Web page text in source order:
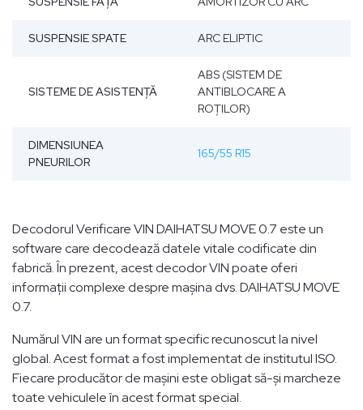
SUSPENSIE SPATE ARC ELIPTIC
SISTEME DE ASISTENȚĂ
ABS (SISTEM DE
ANTIBLOCARE A
ROȚILOR)
DIMENSIUNEA
PNEURILOR
165/55 R15
Decodorul Verificare VIN DAIHATSU MOVE 0.7 este un
software care decodează datele vitale codificate din
fabrică. În prezent, acest decodor VIN poate oferi
informații complexe despre mașina dvs. DAIHATSU MOVE
0.7.
Numărul VIN are un format specific recunoscut la nivel
global. Acest format a fost implementat de institutul ISO.
Fiecare producător de mașini este obligat să-și marcheze
toate vehiculele în acest format special.